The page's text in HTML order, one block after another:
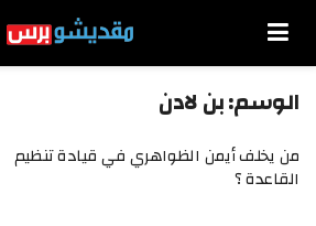
الوسم:بن لادن
من يخلف أيمن الظواهري في قيادة تنظيم
القاعدة ؟